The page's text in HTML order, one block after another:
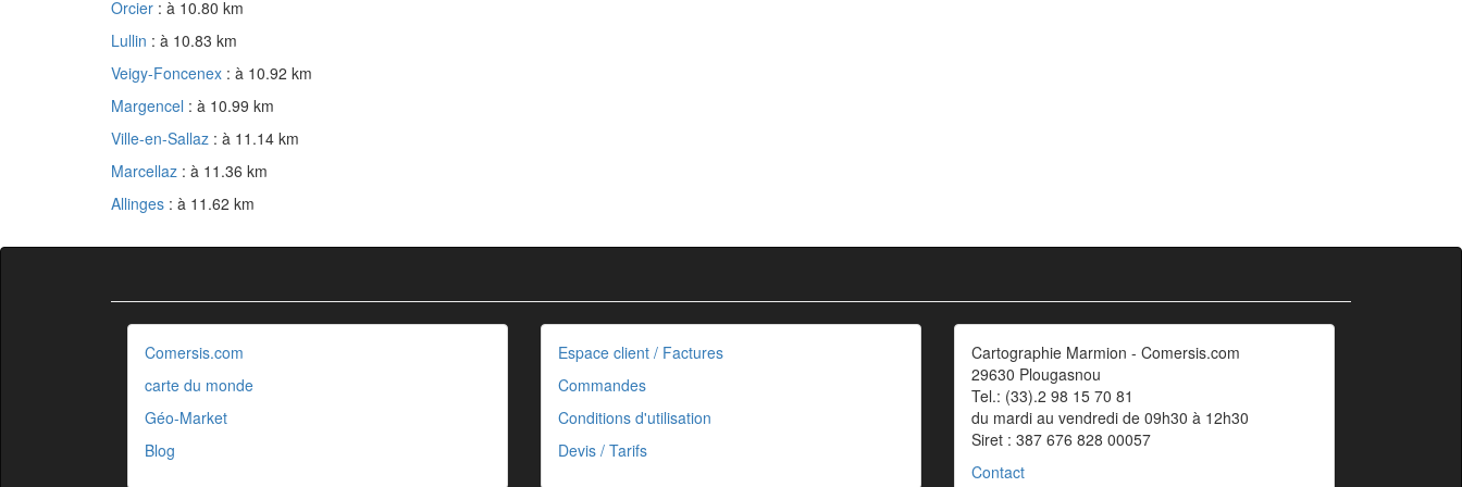
Orcier : à 10.80 km
Lullin : à 10.83 km
Veigy-Foncenex : à 10.92 km
Margencel : à 10.99 km
Ville-en-Sallaz : à 11.14 km
Marcellaz : à 11.36 km
Allinges : à 11.62 km
Comersis.com
carte du monde
Géo-Market
Blog
Espace client / Factures
Commandes
Conditions d'utilisation
Devis / Tarifs
Cartographie Marmion - Comersis.com
29630 Plougasnou
Tel.: (33).2 98 15 70 81
du mardi au vendredi de 09h30 à 12h30
Siret : 387 676 828 00057
Contact